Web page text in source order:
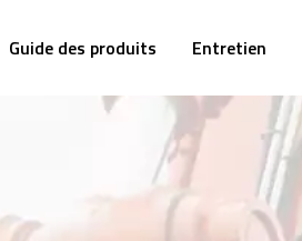
Guide des produits Entretien